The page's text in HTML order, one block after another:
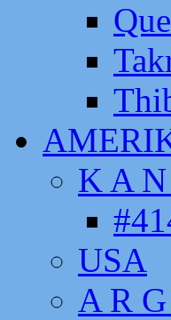
K A
USA
A R